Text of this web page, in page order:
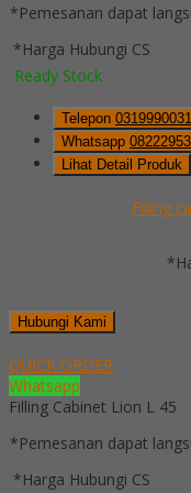
*Pemesanan dapat
*Harga Hubungi CS
Ready Stock
Telepon
Whatsapp
Lihat Detail Produk
Filling
Hubungi Kami
QUICK ORDER
Whatsapp
Filling Cabinet Lion L 45
*Pemesanan dapat
*Harga Hubungi CS